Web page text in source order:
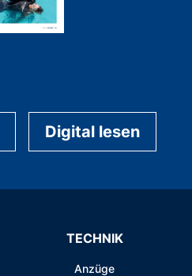
Digital lesen
TECHNIK
Anzüge